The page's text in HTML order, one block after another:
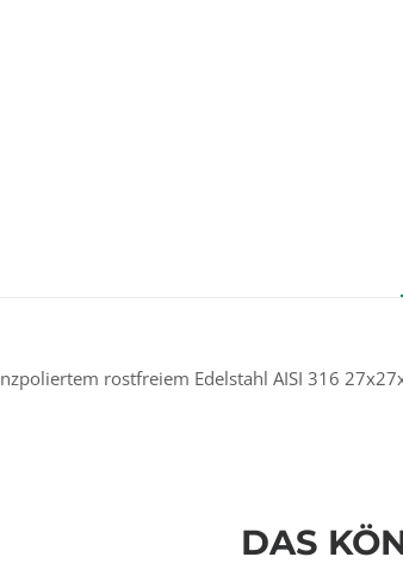
rostfreiem Edelstahl AISI 316
DAS